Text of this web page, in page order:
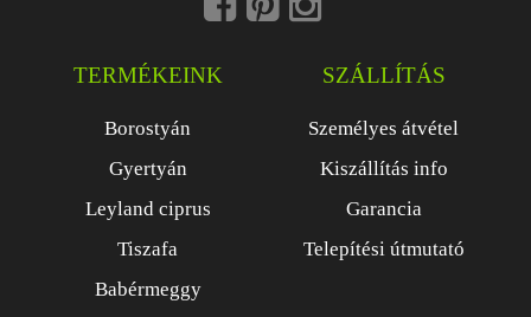
TERMÉKEINK
Borostyán
Gyertyán
Leyland ciprus
Tiszafa
Babérmeggy
SZÁLLÍTÁS
Személyes átvétel
Kiszállítás info
Garancia
Telepítési útmutató